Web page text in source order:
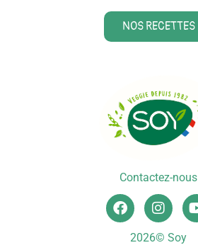
NOS RECETTES
Contactez-nous
2026© Soy